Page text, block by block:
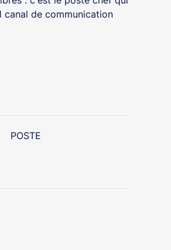
canal de communication
POSTE